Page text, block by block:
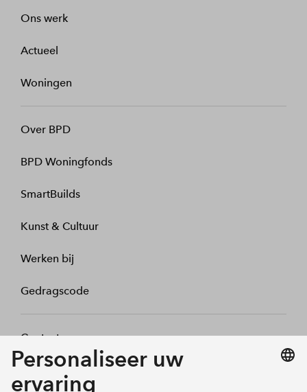
Ons werk
Actueel
Woningen
Over BPD
BPD Woningfonds
SmartBuilds
Kunst & Cultuur
Werken bij
Gedragscode
Contact
Mijn profiel